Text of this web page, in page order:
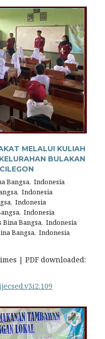
MELALUI KULIAH
BULAKAN
Bangsa, Indonesia
Indonesia
Indonesia
Indonesia
Bina Bangsa, Indonesia
Bangsa, Indonesia
| PDF downloaded: